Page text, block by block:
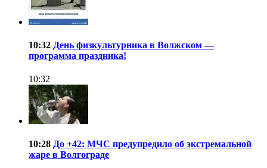
10:32 День физкультурника в Волжском —
программа праздника!
10:32
10:28 До +42: МЧС предупредило об экстремальной
жаре в Волгограде